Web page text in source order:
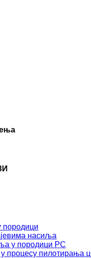
породици
насиља
у породици РС
процесу пилотирања